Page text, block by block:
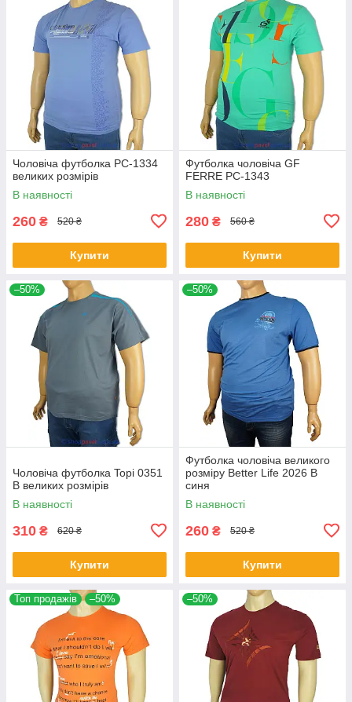
Чоловіча футболка PC-1334
великих розмірів
В наявності
260 ₴ 520 ₴
Купити
Футболка чоловіча GF
FERRE PC-1343
В наявності
280 ₴ 560 ₴
Купити
–50%
Чоловіча футболка Topi 0351
B великих розмірів
В наявності
310 ₴ 620 ₴
Купити
–50%
Футболка чоловіча великого
розміру Better Life 2026 В
синя
В наявності
260 ₴ 520 ₴
Купити
Топ продажів –50% –50%